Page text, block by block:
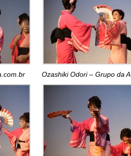
Ozashiki Odori – Grupo da